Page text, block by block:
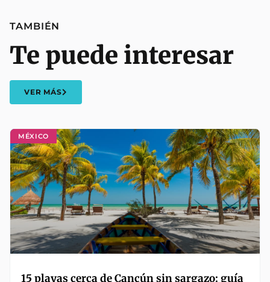
MÉXICO
15 playas cerca de Cancún sin sargazo: guía
TAMBIÉN
Te puede interesar
VER MÁS